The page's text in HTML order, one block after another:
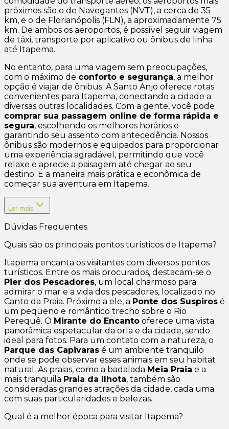
próximos são o de Navegantes (NVT), a cerca de 35
km, e o de Florianópolis (FLN), a aproximadamente 75
km. De ambos os aeroportos, é possível seguir viagem
de táxi, transporte por aplicativo ou ônibus de linha
até Itapema.
No entanto, para uma viagem sem preocupações,
com o máximo de conforto e segurança, a melhor
opção é viajar de ônibus. A Santo Anjo oferece rotas
convenientes para Itapema, conectando a cidade a
diversas outras localidades. Com a gente, você pode
comprar sua passagem online de forma rápida e
segura, escolhendo os melhores horários e
garantindo seu assento com antecedência. Nossos
ônibus são modernos e equipados para proporcionar
uma experiência agradável, permitindo que você
relaxe e aprecie a paisagem até chegar ao seu
destino. É a maneira mais prática e econômica de
começar sua aventura em Itapema.
Ler mais
Dúvidas Frequentes
Quais são os principais pontos turísticos de Itapema?
Itapema encanta os visitantes com diversos pontos
turísticos. Entre os mais procurados, destacam-se o
Pier dos Pescadores, um local charmoso para
admirar o mar e a vida dos pescadores, localizado no
Canto da Praia. Próximo a ele, a Ponte dos Suspiros é
um pequeno e romântico trecho sobre o Rio
Perequê. O Mirante do Encanto oferece uma vista
panorâmica espetacular da orla e da cidade, sendo
ideal para fotos. Para um contato com a natureza, o
Parque das Capivaras é um ambiente tranquilo
onde se pode observar esses animais em seu habitat
natural. As praias, como a badalada Meia Praia e a
mais tranquila Praia da Ilhota, também são
consideradas grandes atrações da cidade, cada uma
com suas particularidades e belezas.
Qual é a melhor época para visitar Itapema?